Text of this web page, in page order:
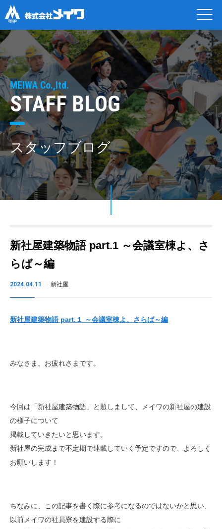
MEIWA Co.,ltd.
STAFF BLOG
スタッフブログ
新社屋建築物語 part.1 ～会議室棟よ、さ
らば～編
2024.04.11 新社屋
新社屋建築物語 part.１ ～会議室棟よ、さらば～編
みなさま、お疲れさまです。
今回は「新社屋建築物語」と題しまして、メイワの新社屋の建設
の様子について
掲載していきたいと思います。
新社屋の完成まで不定期で連載していく予定ですので、よろしく
お願いします！
ちなみに、この記事を書く際に参考になるのではないかと思い、
以前メイワの社員寮を建設する際に